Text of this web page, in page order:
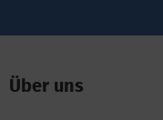
Über uns